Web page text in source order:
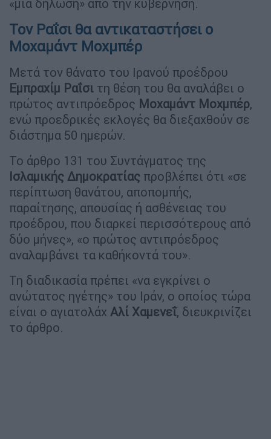
«μια δήλωση» από την κυβέρνηση.
Τον Ραΐσι θα αντικαταστήσει ο
Μοχαμάντ Μοχμπέρ
Μετά τον θάνατο του Ιρανού προέδρου
Εμπραχίμ Ραΐσι τη θέση του θα αναλάβει ο
πρώτος αντιπρόεδρος Μοχαμάντ Μοχμπέρ,
ενώ προεδρικές εκλογές θα διεξαχθούν σε
διάστημα 50 ημερών.
Το άρθρο 131 του Συντάγματος της
Ισλαμικής Δημοκρατίας προβλέπει ότι «σε
περίπτωση θανάτου, αποπομπής,
παραίτησης, απουσίας ή ασθένειας του
προέδρου, που διαρκεί περισσότερους από
δύο μήνες», «ο πρώτος αντιπρόεδρος
αναλαμβάνει τα καθήκοντά του».
Τη διαδικασία πρέπει «να εγκρίνει ο
ανώτατος ηγέτης» του Ιράν, ο οποίος τώρα
είναι ο αγιατολάχ Αλί Χαμενεΐ, διευκρινίζει
το άρθρο.